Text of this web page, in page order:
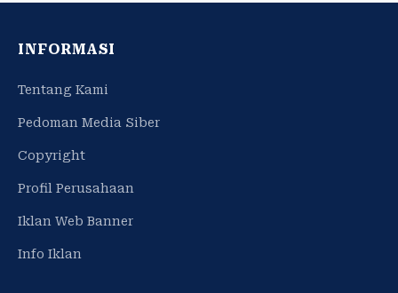
INFORMASI
Tentang Kami
Pedoman Media Siber
Copyright
Profil Perusahaan
Iklan Web Banner
Info Iklan